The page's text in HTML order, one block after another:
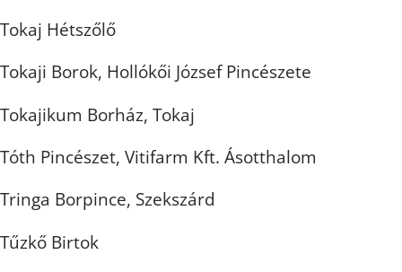
Tokaj Hétszőlő
Tokaji Borok, Hollókői József Pincészete
Tokajikum Borház, Tokaj
Tóth Pincészet, Vitifarm Kft. Ásotthalom
Tringa Borpince, Szekszárd
Tűzkő Birtok